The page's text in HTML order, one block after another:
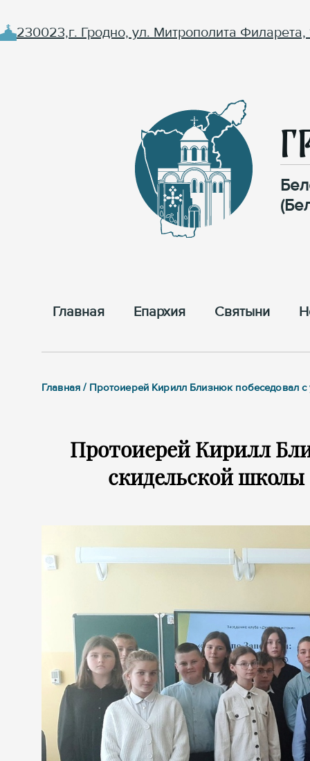
230023,г. Гродно, ул. Митрополита Филарета,
Главная Епархия Cвятыни
Главная / Протоиерей Кирилл Близнюк побеседовал
Протоиерей Кирилл
скидельской школы